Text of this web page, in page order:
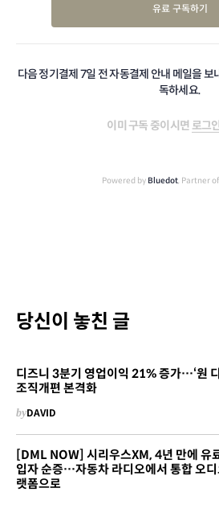
유료 구독하기
다음 정기결제 7일 전 자동결제 안내 메일을
독하세요.
이미 구독 중이시면 로그인
Powered by Bluedot, Partner of
당신이 놓친 글
디즈니 3분기 영업이익 21% 증가…‘원
조직개편 본격화
byDAVID
[DML NOW] 시리우스XM, 4년 만에 유
입자 순증…자동차 라디오에서 통합 오디
랫폼으로